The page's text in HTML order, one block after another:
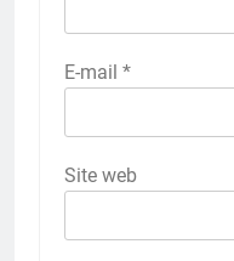
E-mail *
Site web